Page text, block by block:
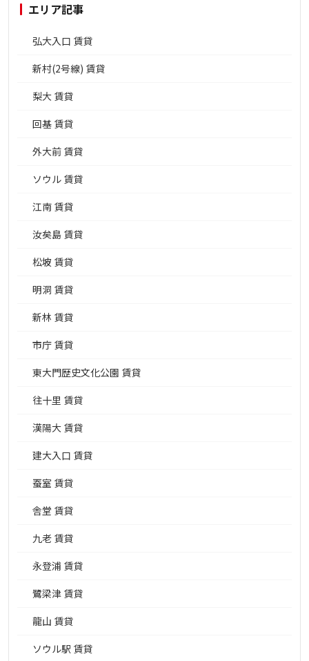
エリア記事
弘大入口 賃貸
新村(2号線) 賃貸
梨大 賃貸
回基 賃貸
外大前 賃貸
ソウル 賃貸
江南 賃貸
汝矣島 賃貸
松坡 賃貸
明洞 賃貸
新林 賃貸
市庁 賃貸
東大門歴史文化公園 賃貸
往十里 賃貸
漢陽大 賃貸
建大入口 賃貸
蚕室 賃貸
舎堂 賃貸
九老 賃貸
永登浦 賃貸
鷺梁津 賃貸
龍山 賃貸
ソウル駅 賃貸